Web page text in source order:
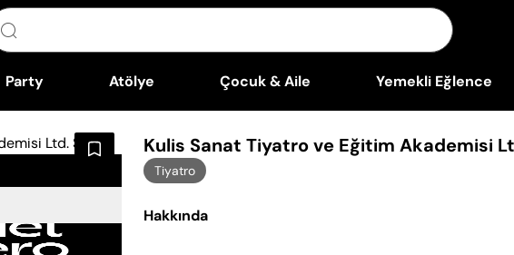
Party Atölye Çocuk & Aile Yemekli Eğlence
Kulis Sanat Tiyatro ve Eğitim Akademisi
Tiyatro
Hakkında